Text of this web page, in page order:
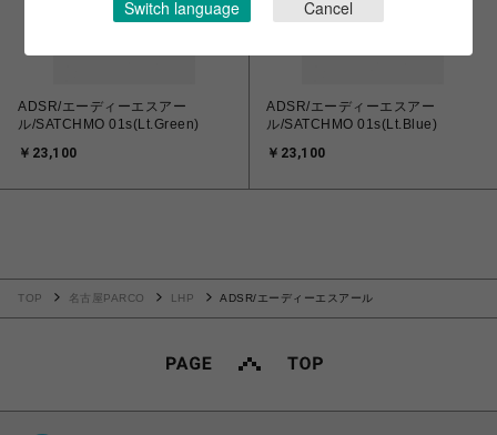
ADSR/エーディーエスアー
ル/SATCHMO 01s(Lt.Green)
￥23,100
ADSR/エーディーエスアー
ル/SATCHMO 01s(Lt.Blue)
￥23,100
TOP 名古屋PARCO LHP ADSR/エーディーエスアール
Switch language Cancel